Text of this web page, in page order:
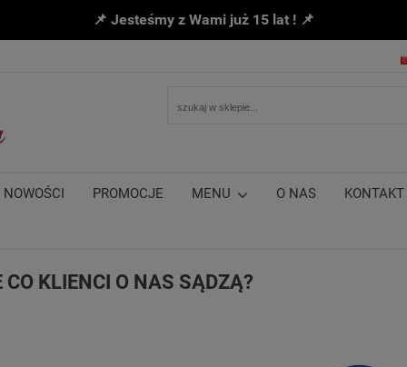
📌 Jesteśmy z Wami już 15 lat ! 📌
NOWOŚCI PROMOCJE MENU O NAS KONTAKT
CO KLIENCI O NAS SĄDZĄ?